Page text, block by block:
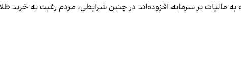
به مالیات بر سرمایه افزوده‌اند در چنین شرایطی، مردم رغبت به خرید